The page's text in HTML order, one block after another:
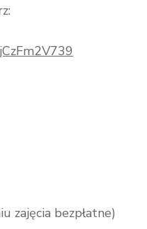
zajęcia bezpłatne)